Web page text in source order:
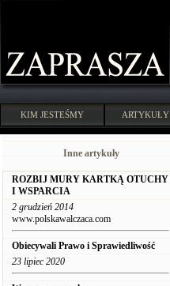
KIM JESTEŚMY ARTYKUŁY
Inne artykuły
ROZBIJ MURY KARTKĄ OTUCHY
I WSPARCIA
2 grudzień 2014
www.polskawalczaca.com
Obiecywali Prawo i Sprawiedliwość
23 lipiec 2020